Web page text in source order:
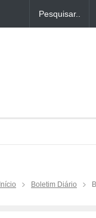
que Brasil é o
Início Boletim Diário